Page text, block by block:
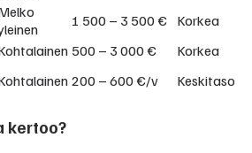
1 500 – 3 500 € Korkea
500 – 3 000 €
Korkea
200 – 600 €/v Keskitaso
kertoo?